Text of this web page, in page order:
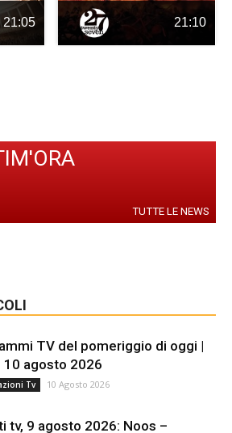
21:05 21:10
TUTTE LE NEWS
TV del pomeriggio di oggi |
10 agosto 2026
Tv 10 Agosto 2026
tv, 9 agosto 2026: Noos –